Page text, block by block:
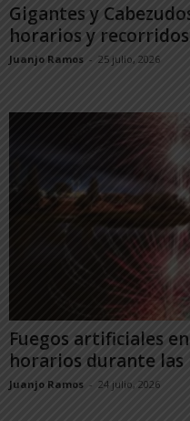
Gigantes y
horarios y recorridos
Juanjo Ramos - 25 julio, 2026
Fuegos artificiales
horarios durante las
Juanjo Ramos - 24 julio, 2026